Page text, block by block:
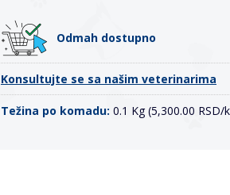
Odmah dostupno
Konsultujte se sa našim veterinarima
Težina po komadu: 0.1 Kg (5,300.00 RSD/